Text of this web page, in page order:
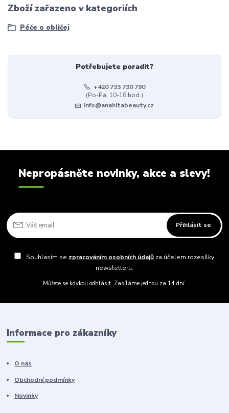
Zboží zařazeno v kategoriích
Péče o obličej
Potřebujete poradit?
+420 733 730 790
(Po-Pá, 10-18 hod.)
info@anahitabeauty.cz
Nepropásněte novinky, akce a slevy!
Přihlásit se
Souhlasím se zpracováním osobních údajů za účelem rozesílky
newsletteru.
Můžete se kdykoli odhlásit. Zasíláme jednou za 14 dní.
Informace pro zákazníky
O nás
Obchodní podmínky
Novinky